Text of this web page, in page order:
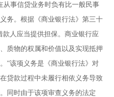
从事信贷业务时负有比一般民事
务。根据《商业银行法》第三十
人应当提供担保。商业银行应
质物的权属和价值以及实现抵押
”该项义务是《商业银行法》对
贷款过程中未履行相依义务导致
同时由于该项审查义务的法定